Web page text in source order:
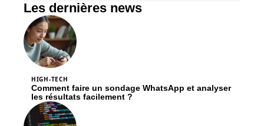
Les dernières news
HIGH-TECH
Comment faire un sondage WhatsApp et analyser
les résultats facilement ?